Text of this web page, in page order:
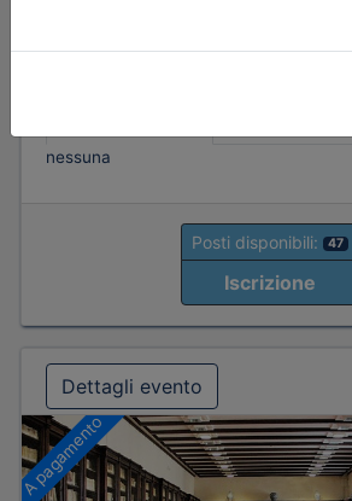
Tipologia:seminario
nessuna
Posti disponibili: 47
Iscrizione
Dettagli evento
A pagamento